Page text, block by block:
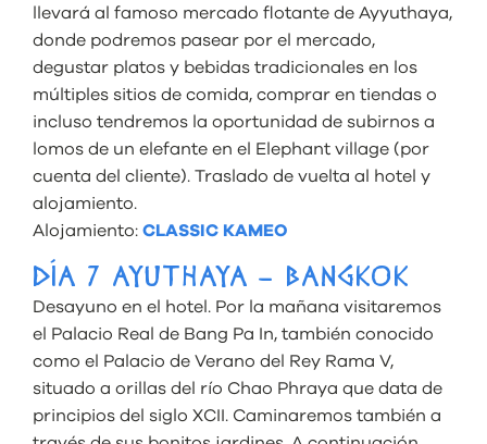
llevará al famoso mercado flotante de Ayyuthaya,
donde podremos pasear por el mercado,
degustar platos y bebidas tradicionales en los
múltiples sitios de comida, comprar en tiendas o
incluso tendremos la oportunidad de subirnos a
lomos de un elefante en el Elephant village (por
cuenta del cliente). Traslado de vuelta al hotel y
alojamiento.
Alojamiento: CLASSIC KAMEO
DÍA 7 AYUTHAYA – BANGKOK
Desayuno en el hotel. Por la mañana visitaremos
el Palacio Real de Bang Pa In, también conocido
como el Palacio de Verano del Rey Rama V,
situado a orillas del río Chao Phraya que data de
principios del siglo XCII. Caminaremos también a